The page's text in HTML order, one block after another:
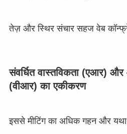
तेज़ और स्थिर संचार सहज वेब
संवर्धित वास्तविकता (एआर) और
(वीआर) का एकीकरण
इससे मीटिंग का अधिक गहन और